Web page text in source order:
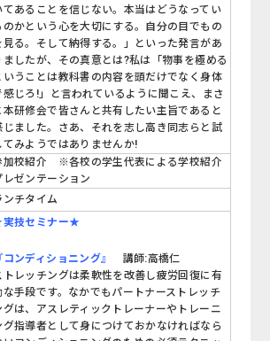
てあることを信じない。本当はどうなってい
のかという心を大切にする。自分の目でもの
見る。そして納得する。」といった発言があ
ましたが、その真意とは?私は「物事を極める
いうことは教科書の内容を頭だけでなく身体
感じろ!」と言われているように聞こえ、まさ
本研修会で皆さんと共有したい主旨であると
じました。さあ、それを志し高き同志らと試
てみようではありませんか!
加校紹介 ※各校の学生代表による学校紹介
レゼンテーション
ンチタイム
技セミナー★
コンディショニング』
講師:高橋仁
トレッチングは柔軟性を改善し疲労回復に有
な手段です。なかでもパートナーストレッチ
グは、アスレティックトレーナーやトレーニ
グ指導者として身につけておかなければなら